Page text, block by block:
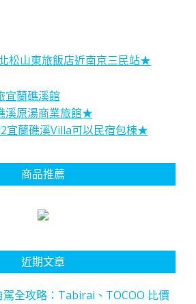
北松山東旅飯店近南京三民站★
宜蘭礁溪館
溪原湯商業旅館★
宜蘭礁溪Villa可以民宿包棟★
商品推薦
近期文章
駕全攻略：Tabirai、TOCOO 比價